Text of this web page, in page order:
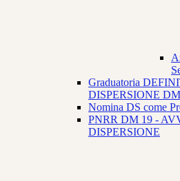
Graduatoria
DISPERSIONE
Nomina DS come
PNRR DM 19 -
DISPERSIONE